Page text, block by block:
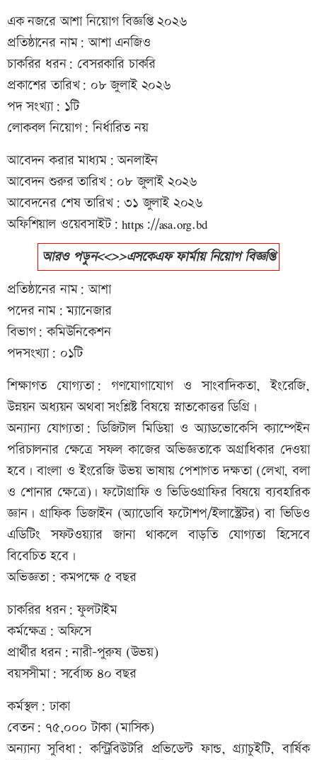
এক নজরে আশা নিয়োগ বিজ্ঞপ্তি ২০২৬
প্রতিষ্ঠানের নাম: আশা এনজিও
চাকরির ধরন: বেসরকারি চাকরি
প্রকাশের তারিখ: ০৮ জুলাই ২০২৬
পদ সংখ্যা: ১টি
লোকবল নিয়োগ: নির্ধারিত নয়
আবেদন করার মাধ্যম: অনলাইন
আবেদন শুরুর তারিখ: ০৮ জুলাই ২০২৬
আবেদনের শেষ তারিখ: ৩১ জুলাই ২০২৬
অফিশিয়াল ওয়েবসাইট: https://asa.org.bd
আরও পড়ুন<<>>এসকেএফ ফার্মায় নিয়োগ বিজ্ঞপ্তি
প্রতিষ্ঠানের নাম: আশা
পদের নাম: ম্যানেজার
বিভাগ: কমিউনিকেশন
পদসংখ্যা: ০১টি
শিক্ষাগত যোগ্যতা: গণযোগাযোগ ও সাংবাদিকতা, ইংরেজি,
উন্নয়ন অধ্যয়ন অথবা সংশ্লিষ্ট বিষয়ে স্নাতকোত্তর ডিগ্রি।
অন্যান্য যোগ্যতা: ডিজিটাল মিডিয়া ও অ্যাডভোকেসি ক্যাম্পেইন
পরিচালনার ক্ষেত্রে সফল কাজের অভিজ্ঞতাকে অগ্রাধিকার দেওয়া
হবে। বাংলা ও ইংরেজি উভয় ভাষায় পেশাগত দক্ষতা (লেখা, বলা
ও শোনার ক্ষেত্রে)। ফটোগ্রাফি ও ভিডিওগ্রাফির বিষয়ে ব্যবহারিক
জ্ঞান। গ্রাফিক ডিজাইন (অ্যাডোবি ফটোশপ/ইলাস্ট্রেটর) বা ভিডিও
এডিটিং সফটওয়্যার জানা থাকলে বাড়তি যোগ্যতা হিসেবে
বিবেচিত হবে।
অভিজ্ঞতা: কমপক্ষে ৫ বছর
চাকরির ধরন: ফুলটাইম
কর্মক্ষেত্র: অফিসে
প্রার্থীর ধরন: নারী-পুরুষ (উভয়)
বয়সসীমা: সর্বোচ্চ ৪০ বছর
কর্মস্থল: ঢাকা
বেতন: ৭৫,০০০ টাকা (মাসিক)
অন্যান্য সুবিধা: কন্ট্রিবিউটরি প্রভিডেন্ট ফান্ড, গ্র্যাচুইটি, বার্ষিক